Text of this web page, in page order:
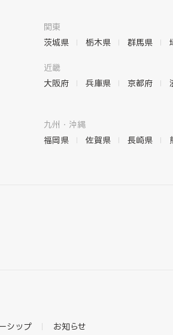
関東
茨城県
栃木県 群馬県
近畿
大阪府
兵庫県 京都府
九州・沖縄
福岡県
佐賀県 長崎県
シップ お知らせ